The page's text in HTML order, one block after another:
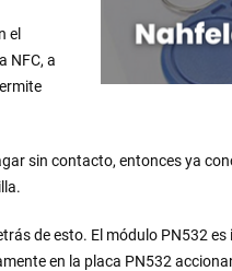
el
NFC, a
sin contacto, entonces ya
de esto. El módulo PN532
en la placa PN532